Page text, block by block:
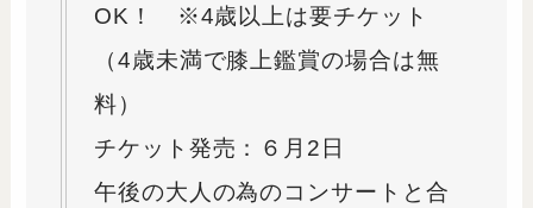
OK！ ※4歳以上は要チケット
（4歳未満で膝上鑑賞の場合は無
料）
チケット発売：６月2日
午後の大人の為のコンサートと合